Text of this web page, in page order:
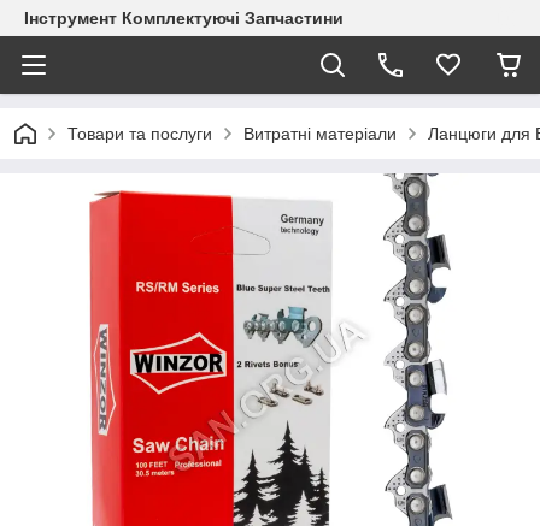
Інструмент Комплектуючі Запчастини
Товари та послуги Витратні матеріали Ланцюги для